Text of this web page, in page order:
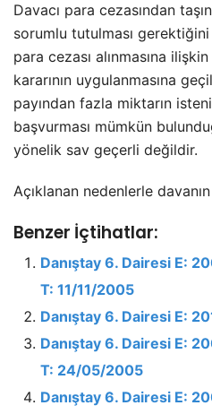
Davacı para cezasından
sorumlu tutulması
para cezası alınmasına
kararının uygulanmasına
payından fazla miktarın
başvurması mümkün
yönelik sav geçerli değildir.
Açıklanan nedenlerle
Benzer İçtihatlar:
Danıştay 6. Dairesi E:
T: 11/11/2005
Danıştay 6. Dairesi E:
Danıştay 6. Dairesi E:
T: 24/05/2005
Danıştay 6. Dairesi E: